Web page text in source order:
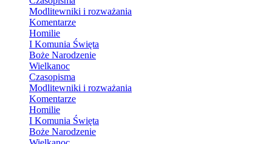
Modlitewniki i rozważania
Komentarze
Homilie
I Komunia Święta
Boże Narodzenie
Wielkanoc
Czasopisma
Modlitewniki i rozważania
Komentarze
Homilie
I Komunia Święta
Boże Narodzenie